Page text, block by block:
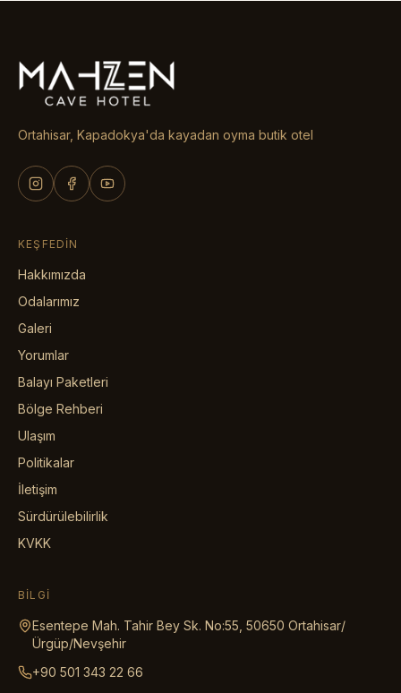
Ortahisar, Kapadokya'da kayadan oyma butik otel
KEŞFEDIN
Hakkımızda
Odalarımız
Galeri
Yorumlar
Balayı Paketleri
Bölge Rehberi
Ulaşım
Politikalar
İletişim
Sürdürülebilirlik
KVKK
BILGI
Esentepe Mah. Tahir Bey Sk. No:55, 50650 Ortahisar/
Ürgüp/Nevşehir
+90 501 343 22 66